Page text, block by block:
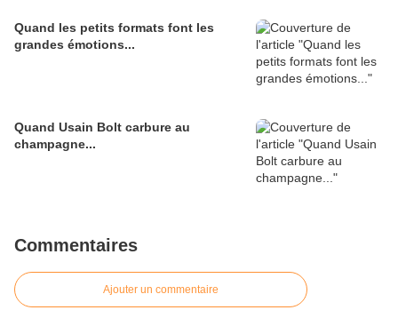
Quand les petits formats font les
grandes émotions...
Quand Usain Bolt carbure au
champagne...
Commentaires
Ajouter un commentaire